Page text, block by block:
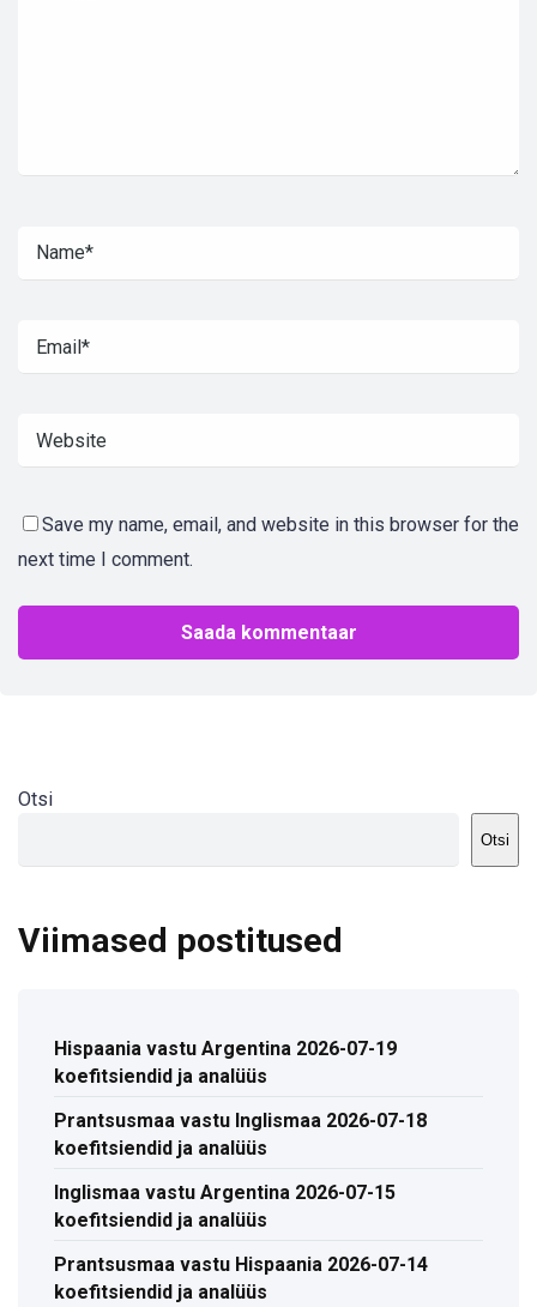
Save my name, email, and website in this browser for the
next time I comment.
Otsi
Otsi
Viimased postitused
Hispaania vastu Argentina 2026-07-19
koefitsiendid ja analüüs
Prantsusmaa vastu Inglismaa 2026-07-18
koefitsiendid ja analüüs
Inglismaa vastu Argentina 2026-07-15
koefitsiendid ja analüüs
Prantsusmaa vastu Hispaania 2026-07-14
koefitsiendid ja analüüs